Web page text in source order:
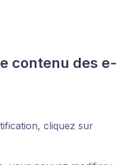
contenu des e-
cliquez sur